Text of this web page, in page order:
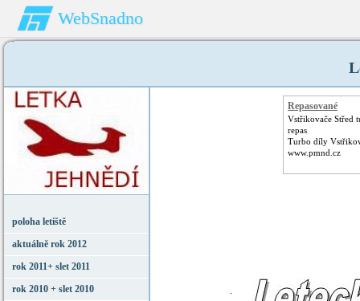
WebSnadno
poloha letiště
aktuálně rok 2012
rok 2011+ slet 2011
rok 2010 + slet 2010
Repasované
Turbodmychadlo
Vstřikovače Střed
repas
Turbo díly
www.pmnd.cz